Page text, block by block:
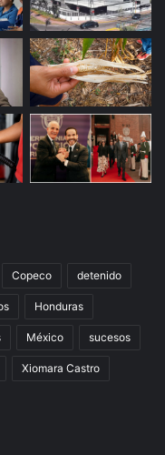
Copeco detenido
Honduras
México sucesos
Xiomara Castro